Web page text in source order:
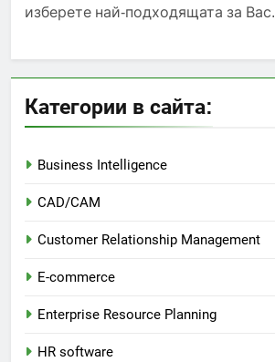
изберете най-подходящата за Вас.
Категории в сайта:
Business Intelligence
CAD/CAM
Customer Relationship Management
E-commerce
Enterprise Resource Planning
HR software